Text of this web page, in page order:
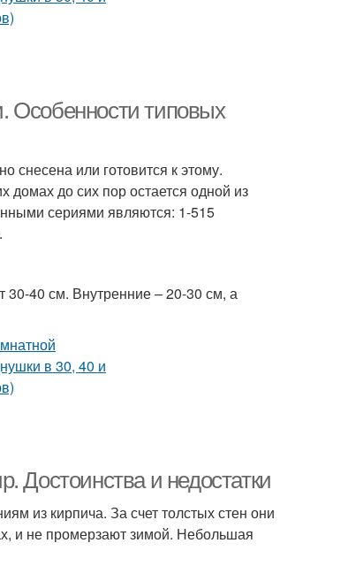
Особенности типовых
снесена или готовится к этому.
домах до сих пор остается одной из
сериями являются: 1-515
30-40 см. Внутренние – 20-30 см, а
Достоинства и недостатки
из кирпича. За счет толстых стен они
и не промерзают зимой. Небольшая